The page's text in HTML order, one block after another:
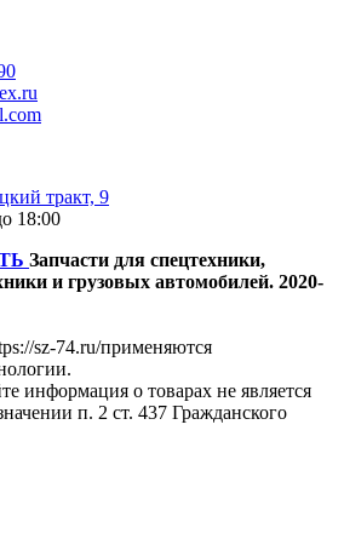
тракт, 9
18:00
Запчасти для спецтехники,
и грузовых автомобилей. 2020-
sz-74.ru/применяются
информация о товарах не является
п. 2 ст. 437 Гражданского